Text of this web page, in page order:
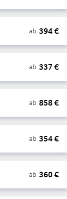
ab 394€
ab 337 €
ab 858€
ab 354€
ab 360€